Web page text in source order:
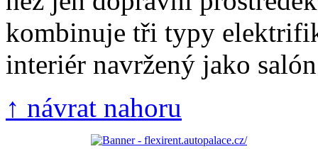
kombinuje tři typy
interiér navržený jako
↑ návrat nahoru